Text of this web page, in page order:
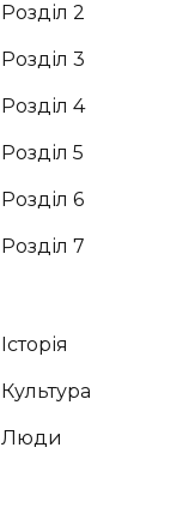
Розділ 2
Розділ 3
Розділ 4
Розділ 5
Розділ 6
Розділ 7
Історія
Культура
Люди